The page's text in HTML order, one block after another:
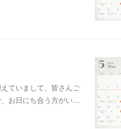
ていまして、皆さんご
お日にち合う方がい…